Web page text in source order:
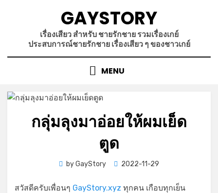
GAYSTORY
เรื่องเสียว สำหรับ ชายรักชาย รวมเรื่องเกย์
ประสบการณ์ชายรักชาย เรื่องเสียว ๆ ของชาวเกย์
MENU
กลุ่มลุงมาอ่อยให้ผมเย็ด
ตูด
byGayStory
Posted
2022-11-29
สวัสดีครับเพื่อนๆ GayStory.xyz ทุกคน เกือบทุกเย็น